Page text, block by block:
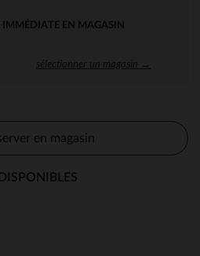
EN MAGASIN
sélectionner un magasin →
en magasin